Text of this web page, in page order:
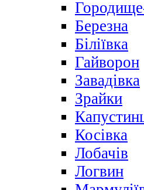
Березна
Біліївка
Гайворон
Завадівка
Зрайки
Косівка
Лобачів
Логвин